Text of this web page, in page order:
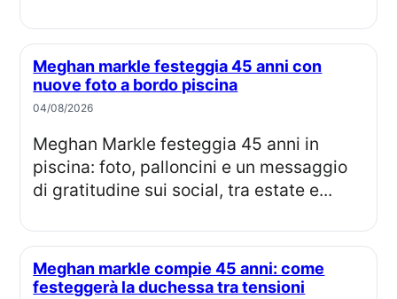
Meghan markle festeggia 45 anni con
nuove foto a bordo piscina
04/08/2026
Meghan Markle festeggia 45 anni in
piscina: foto, palloncini e un messaggio
di gratitudine sui social, tra estate e...
Meghan markle compie 45 anni: come
festeggerà la duchessa tra tensioni